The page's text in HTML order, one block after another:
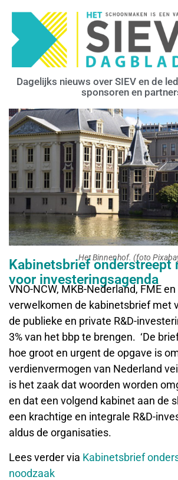
Dagelijks nieuws over SIEV en de
sponsoren en
Het Binnenhof. (foto
Kabinetsbrief onderstreept
voor investeringsagenda
VNO-NCW, MKB-Nederland, FME en
verwelkomen de kabinetsbrief met
de publieke en private R&D-
3% van het bbp te brengen. ‘De
hoe groot en urgent de opgave is
verdienvermogen van Nederland
is het zaak dat woorden worden
en dat een volgend kabinet aan de
een krachtige en integrale R&D-
aldus de organisaties.
Lees verder via Kabinetsbrief
noodzaak